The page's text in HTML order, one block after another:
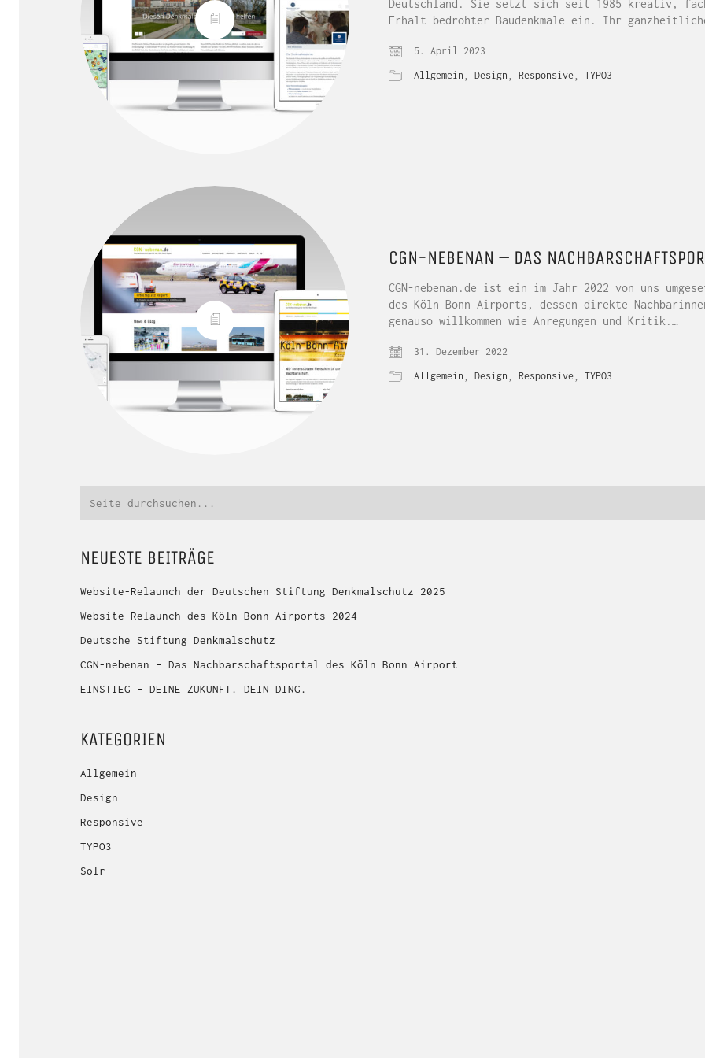
Deutschland. Sie setzt sich seit 1985 kreativ,
Erhalt bedrohter Baudenkmale ein. Ihr
5. April 2023
Allgemein , Design , Responsive, TYPO3
CGN-NEBENAN – DAS
CGN-nebenan.de ist ein im Jahr 2022 von uns
des Köln Bonn Airports, dessen direkte
genauso willkommen wie Anregungen und Kritik.…
31. Dezember 2022
Allgemein , Design , Responsive, TYPO3
nach:
NEUESTE BEITRÄGE
Website-Relaunch der Deutschen Stiftung Denkmalschutz 2025
Website-Relaunch des Köln Bonn Airports 2024
Deutsche Stiftung Denkmalschutz
CGN-nebenan – Das Nachbarschaftsportal des Köln Bonn Airport
EINSTIEG – DEINE ZUKUNFT. DEIN DING.
KATEGORIEN
Allgemein
Design
Responsive
TYPO3
Solr